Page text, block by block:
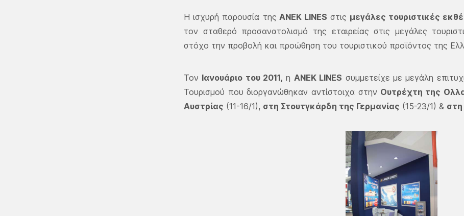
Η ισχυρή παρουσία της ΑΝΕΚ LINES στις μεγάλες τουριστικές
τον σταθερό προσανατολισμό της εταιρείας στις μεγάλες
στόχο την προβολή και προώθηση του τουριστικού προϊόντος της
Τον Ιανουάριο του 2011, η ΑΝΕΚ LINES συμμετείχε με μεγάλη
Τουρισμού που διοργανώθηκαν αντίστοιχα στην Ουτρέχτη της
Αυστρίας (11-16/1), στη Στουτγκάρδη της Γερμανίας (15-23/1) & στη